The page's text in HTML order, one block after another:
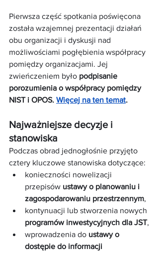
Pierwsza część spotkania poświęcona
została wzajemnej prezentacji działań
obu organizacji i dyskusji nad
możliwościami pogłębienia współpracy
pomiędzy organizacjami. Jej
zwieńczeniem było podpisanie
porozumienia o współpracy pomiędzy
NIST i OPOS. Więcej na ten temat.
Najważniejsze decyzje i
stanowiska
Podczas obrad jednogłośnie przyjęto
cztery kluczowe stanowiska dotyczące:
konieczności nowelizacji
przepisów ustawy o planowaniu i
zagospodarowaniu przestrzennym,
kontynuacji lub stworzenia nowych
programów inwestycyjnych dla JST,
wprowadzenia do ustawy o
dostępie do informacji